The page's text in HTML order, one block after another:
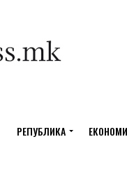
РЕПУБЛИКА